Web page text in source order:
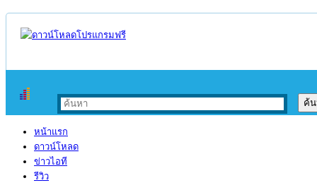
หน้าแรก
ดาวน์โหลด
ข่าวไอที
รีวิว